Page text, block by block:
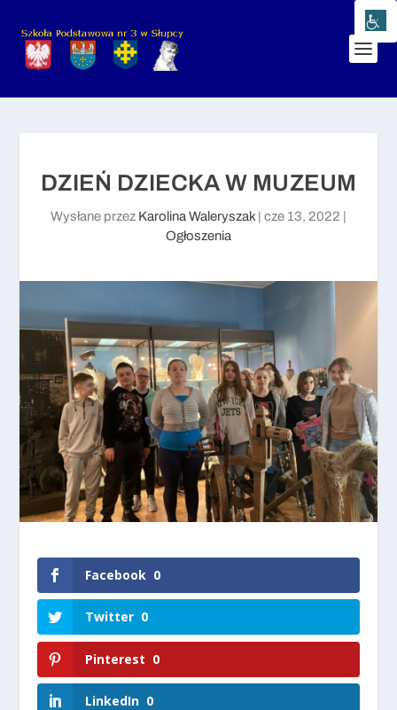
DZIEŃ DZIECKA W MUZEUM
Wysłane przez Karolina Waleryszak cze 13, 2022
Ogłoszenia
Facebook 0
Twitter 0
Pinterest 0
LinkedIn 0